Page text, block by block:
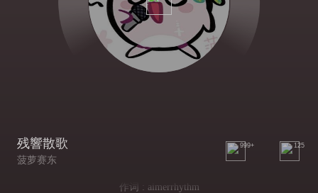
残響散歌
菠萝赛东
999+ 125
作词 : aimerrhythm